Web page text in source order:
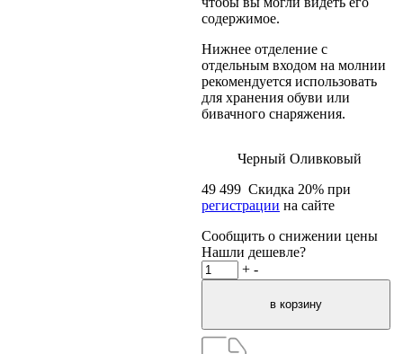
содержимое.
Нижнее отделение с
отдельным входом на молнии
рекомендуется использовать
для хранения обуви или
бивачного снаряжения.
Черный Оливковый
49 499 Скидка 20% при
регистрации на сайте
Сообщить о снижении цены
Нашли дешевле?
+ -